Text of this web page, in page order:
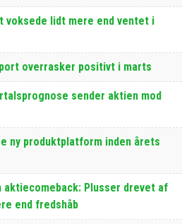
voksede lidt mere end ventet i
overrasker positivt i marts
sender aktien mod
ny produktplatform inden årets
aktiecomeback: Plusser drevet af
end fredshåb